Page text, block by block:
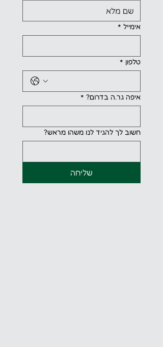
אימייל *
טלפון *
איפה גר.ה בדרום? *
חשוב לך להגיד לנו משהו מראש?
שליחה